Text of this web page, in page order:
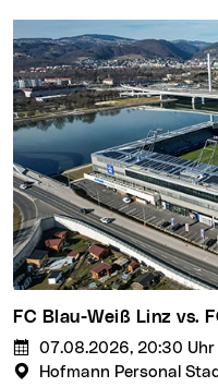
FC Blau-Weiß Linz vs.
07.08.2026, 20:30 Uhr
Hofmann Personal